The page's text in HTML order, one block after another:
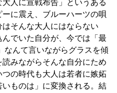
人に宣戦布告」というある
に震え、ブルーハーツの唄
そんな大人にはならない
でいた自分が、今では「最
んて言いながらグラスを傾
みながらそんな自分にため
の時代も大人は若者に嫉妬
いものは」に変換される。結